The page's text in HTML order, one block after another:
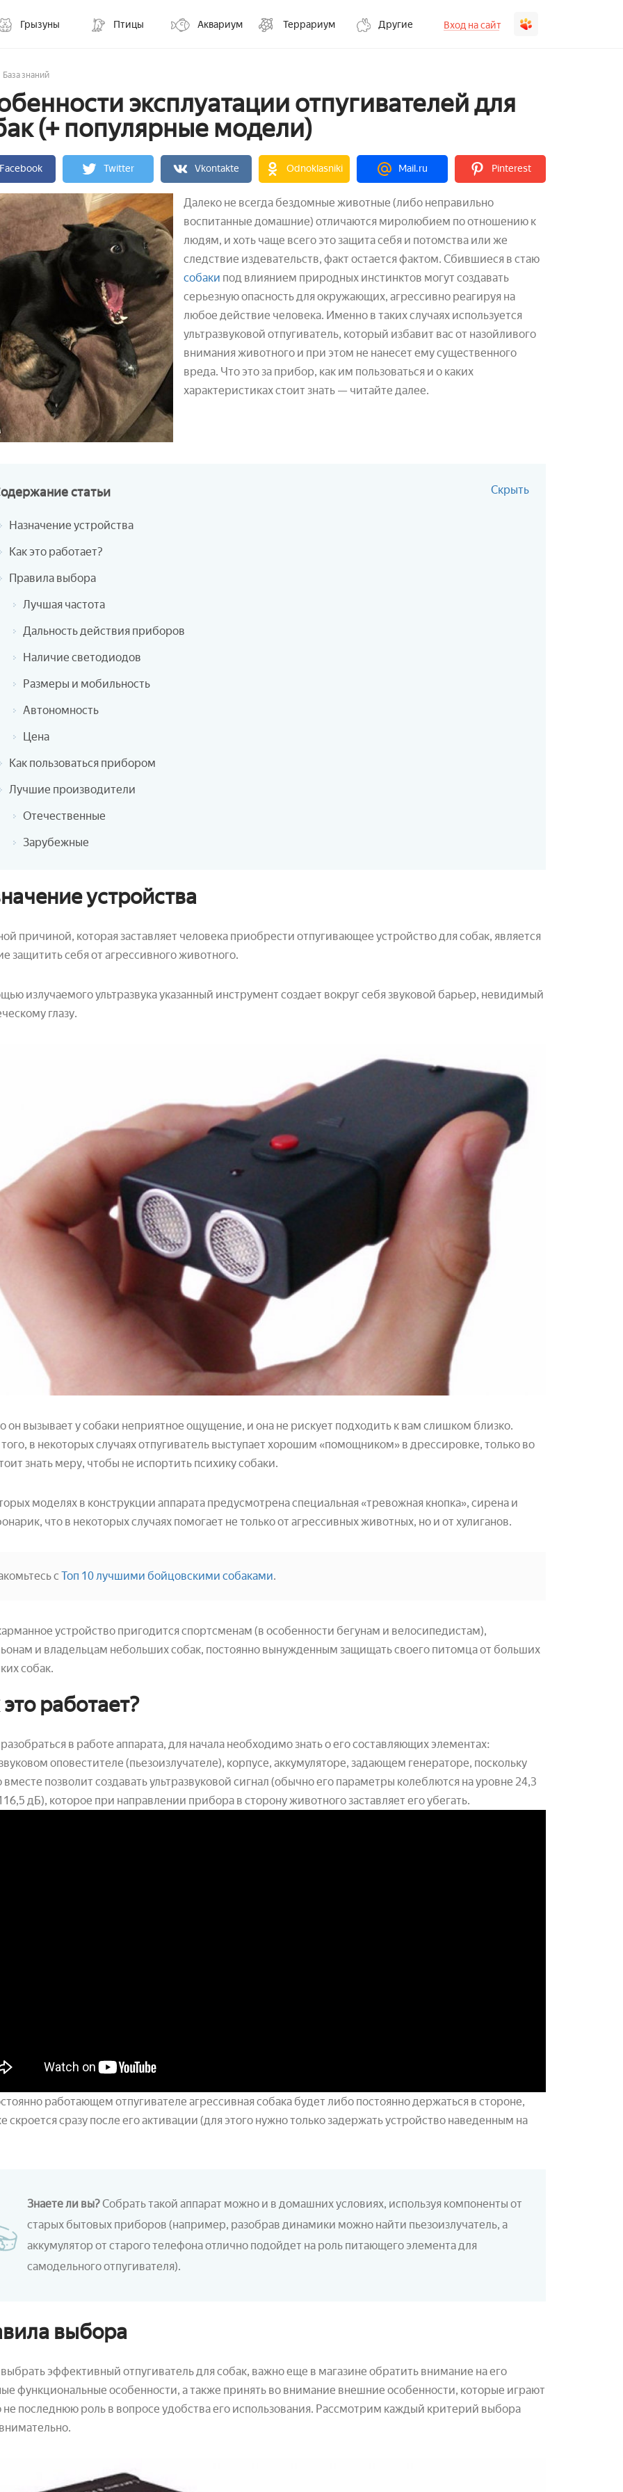
Грызуны Птицы Аквариум Террариум Другие Вход на сайт
База знаний
эксплуатации отпугивателей для
(+ популярные модели)
Twitter Vkontakte Odnoklasniki Mail.ru Pinterest
Далеко не всегда бездомные животные (либо неправильно
воспитанные домашние) отличаются миролюбием по отношению к
людям, и хоть чаще всего это защита себя и потомства или же
следствие издевательств, факт остается фактом. Сбившиеся в стаю
собаки под влиянием природных инстинктов могут создавать
серьезную опасность для окружающих, агрессивно реагируя на
любое действие человека. Именно в таких случаях используется
ультразвуковой отпугиватель, который избавит вас от назойливого
внимания животного и при этом не нанесет ему существенного
вреда. Что это за прибор, как им пользоваться и о каких
характеристиках стоит знать — читайте далее.
статьи Скрыть
Назначение устройства
Как это работает?
Правила выбора
Лучшая частота
Дальность действия приборов
Наличие светодиодов
Размеры и мобильность
Автономность
Цена
Как пользоваться прибором
Лучшие производители
Отечественные
Зарубежные
устройства
причиной, которая заставляет человека приобрести отпугивающее устройство для собак, является
защитить себя от агрессивного животного.
излучаемого ультразвука указанный инструмент создает вокруг себя звуковой барьер, невидимый
глазу.
он вызывает у собаки неприятное ощущение, и она не рискует подходить к вам слишком близко.
в некоторых случаях отпугиватель выступает хорошим «помощником» в дрессировке, только во
знать меру, чтобы не испортить психику собаки.
моделях в конструкции аппарата предусмотрена специальная «тревожная кнопка», сирена и
что в некоторых случаях помогает не только от агрессивных животных, но и от хулиганов.
с Топ 10 лучшими бойцовскими собаками.
устройство пригодится спортсменам (в особенности бегунам и велосипедистам),
и владельцам небольших собак, постоянно вынужденным защищать своего питомца от больших
собак.
работает?
в работе аппарата, для начала необходимо знать о его составляющих элементах:
оповестителе (пьезоизлучателе), корпусе, аккумуляторе, задающем генераторе, поскольку
вместе позволит создавать ультразвуковой сигнал (обычно его параметры колеблются на уровне 24,3
дБ), которое при направлении прибора в сторону животного заставляет его убегать.
работающем отпугивателе агрессивная собака будет либо постоянно держаться в стороне,
скроется сразу после его активации (для этого нужно только задержать устройство наведенным на
Знаете ли вы?Собрать такой аппарат можно и в домашних условиях, используя компоненты от
старых бытовых приборов (например, разобрав динамики можно найти пьезоизлучатель, а
аккумулятор от старого телефона отлично подойдет на роль питающего элемента для
самодельного отпугивателя).
выбора
эффективный отпугиватель для собак, важно еще в магазине обратить внимание на его
функциональные особенности, а также принять во внимание внешние особенности, которые играют
не последнюю роль в вопросе удобства его использования. Рассмотрим каждый критерий выбора